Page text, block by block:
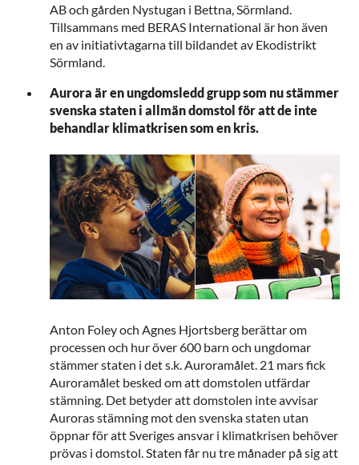
AB och gården Nystugan i Bettna, Sörmland.
Tillsammans med BERAS International är hon även
en av initiativtagarna till bildandet av Ekodistrikt
Sörmland.
Aurora är en ungdomsledd grupp som nu stämmer
svenska staten i allmän domstol för att de inte
behandlar klimatkrisen som en kris.
Anton Foley och Agnes Hjortsberg berättar om
processen och hur över 600 barn och ungdomar
stämmer staten i det s.k. Auroramålet. 21 mars fick
Auroramålet besked om att domstolen utfärdar
stämning. Det betyder att domstolen inte avvisar
Auroras stämning mot den svenska staten utan
öppnar för att Sveriges ansvar i klimatkrisen behöver
prövas i domstol. Staten får nu tre månader på sig att